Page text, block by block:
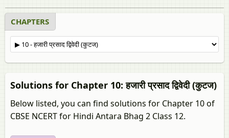
CHAPTERS
Solutions for Chapter 10: हजारी प्रसाद द्विवेदी (कुटज)
Below listed, you can find solutions for Chapter 10 of
CBSE NCERT for Hindi Antara Bhag 2 Class 12.